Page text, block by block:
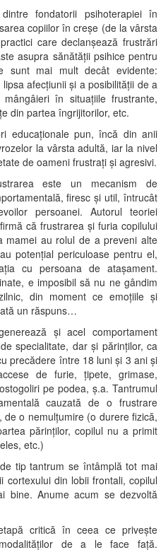
fondatorii psihoterapiei în
copiilor în creșe (de la vârsta
care declanșează frustrări
asupra sănătății psihice pentru
sunt mai mult decât evidente:
afecțiunii și a posibilității de a
în situațiile frustrante,
din partea îngrijitorilor, etc.
educaționale pun, încă din anii
la vârsta adultă, iar la nivel
de oameni frustrați și agresivi.
este un mecanism de
firesc și util, întrucât
persoanei. Autorul teoriei
că frustrarea și furia copilului
mamei au rolul de a preveni alte
potențial periculoase pentru el,
cu persoana de atașament.
e imposibil să nu ne gândim
din moment ce emoțiile și
un răspuns…
și acel comportament
specialitate, dar și părinților, ca
precădere între 18 luni și 3 ani și
de furie, țipete, grimase,
pe podea, ș.a. Tantrumul
cauzată de o frustrare
o nemulțumire (o durere fizică,
părinților, copilul nu a primit
etc.)
tip tantrum se întâmplă tot mai
cortexului din lobii frontali, copilul
bine. Anume acum se dezvoltă
critică în ceea ce privește
de a le face față.